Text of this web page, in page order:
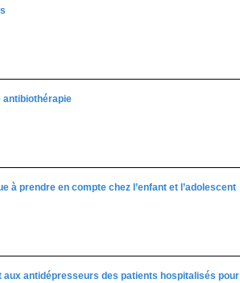
antibiothérapie
à prendre en compte chez l’enfant et l’adolescent
antidépresseurs des patients hospitalisés pour